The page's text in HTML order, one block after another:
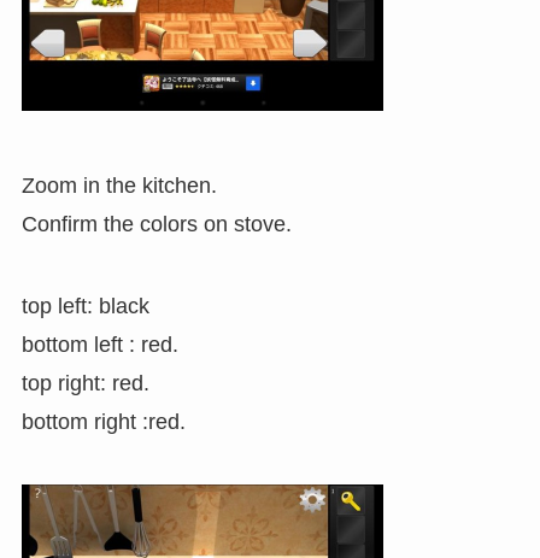
Zoom in the kitchen.
Confirm the colors on stove.
top left: black
bottom left : red.
top right: red.
bottom right :red.